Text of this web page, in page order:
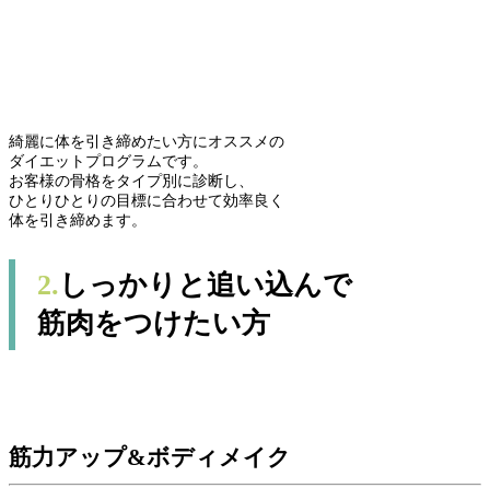
綺麗に体を引き締めたい方にオススメの
ダイエットプログラムです。
お客様の骨格をタイプ別に診断し、
ひとりひとりの目標に合わせて効率良く
体を引き締めます。
2. しっかりと追い込んで
筋肉をつけたい方
筋力アップ&ボディメイク